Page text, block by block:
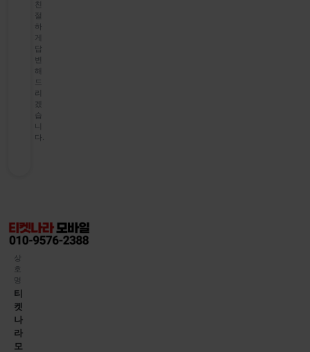
친
절
하
게
답
변
해
드
리
겠
습
니
다.
상
호
명
티
켓
나
라
모